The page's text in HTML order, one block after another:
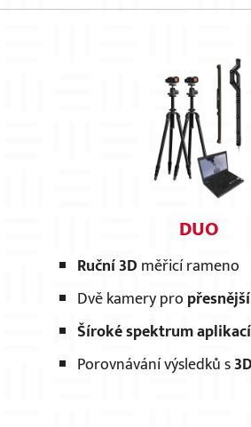
DUO
Ruční 3D měřicí rameno
Dvě kamery pro
Šíroké spektrum aplikací
Porovnávání výsledků s